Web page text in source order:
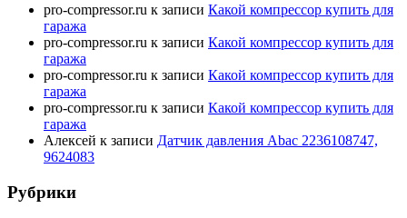
pro-compressor.ru к записи Какой компрессор купить для
гаража
pro-compressor.ru к записи Какой компрессор купить для
гаража
pro-compressor.ru к записи Какой компрессор купить для
гаража
pro-compressor.ru к записи Какой компрессор купить для
гаража
Алексей к записи Датчик давления Abac 2236108747,
9624083
Рубрики